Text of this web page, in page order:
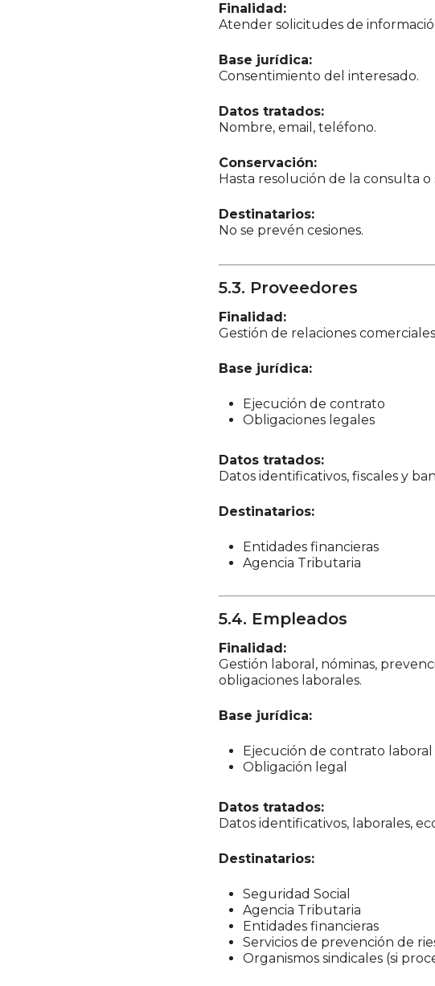
Finalidad:
Atender solicitudes de
Base jurídica:
Consentimiento del interesado.
Datos tratados:
Nombre, email, teléfono.
Conservación:
Hasta resolución de la consulta
Destinatarios:
No se prevén cesiones.
5.3. Proveedores
Finalidad:
Gestión de relaciones
Base jurídica:
Ejecución de contrato
Obligaciones legales
Datos tratados:
Datos identificativos, fiscales y
Destinatarios:
Entidades financieras
Agencia Tributaria
5.4. Empleados
Finalidad:
Gestión laboral, nóminas,
obligaciones laborales.
Base jurídica:
Ejecución de contrato laboral
Obligación legal
Datos tratados:
Datos identificativos, laborales,
Destinatarios:
Seguridad Social
Agencia Tributaria
Entidades financieras
Servicios de prevención de
Organismos sindicales (si